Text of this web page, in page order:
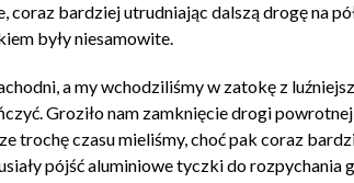
coraz bardziej utrudniając dalszą drogę na
były niesamowite.
a my wchodziliśmy w zatokę z
Groziło nam zamknięcie drogi
trochę czasu mieliśmy, choć pak coraz
pójść aluminiowe tyczki do